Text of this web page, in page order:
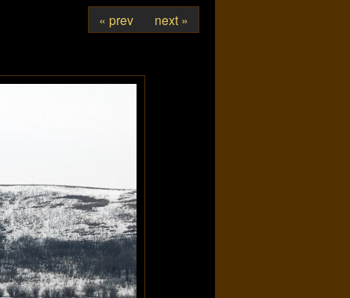
« prev next »